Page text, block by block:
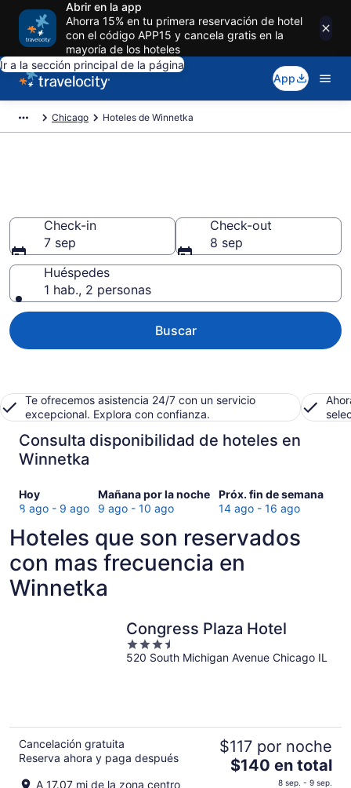
Abrir en la app
Ahorra 15% en tu primera reservación de hotel
con el código APP15 y cancela gratis en la
mayoría de los hoteles
Ir a la sección principal de la página
App
Chicago Hoteles de Winnetka
Check-in
7 sep
Check-out
8 sep
Huéspedes
1 hab., 2 personas
Buscar
Te ofrecemos asistencia 24/7 con un servicio
excepcional. Explora con confianza.
Consulta disponibilidad de hoteles en
Winnetka
Hoy
Consultar
precios
Winnetka
para
hoy,
8
8 ago - 9 ago
Mañana por la noche
Consultar
precios
Winnetka
para
mañana
por
la
9 ago - 10 ago
Próx. fin de semana
Consultar
precios
Winnetka
para
el
semana,
ago
14 ago - 16 ago
Hoteles que son reservados
con mas frecuencia en
Winnetka
Congress Plaza Hotel
3.5
out
520 South Michigan Avenue Chicago IL
Cancelación gratuita
Reserva ahora y paga después
A 17.07 mi de la zona centro
$117 por noche
El
$140 en total
8 sep. - 9 sep.